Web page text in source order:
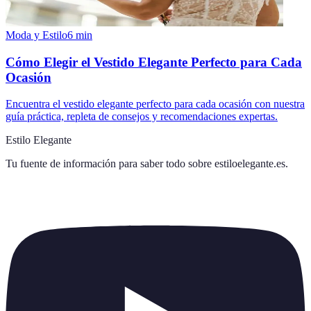
Moda y Estilo6 min
Cómo Elegir el Vestido Elegante Perfecto para Cada
Ocasión
Encuentra el vestido elegante perfecto para cada ocasión con nuestra
guía práctica, repleta de consejos y recomendaciones expertas.
Estilo Elegante
Tu fuente de información para saber todo sobre estiloelegante.es.